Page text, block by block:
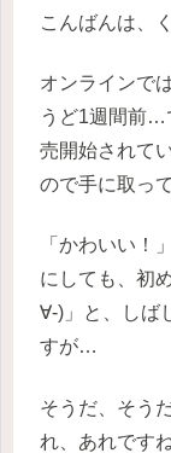
こんばんは、
オンラインで
うど1週間前…
売開始されて
ので手に取っ
「かわいい！
にしても、初
∀-)」と、しば
すが…
そうだ、そう
れ、あれです